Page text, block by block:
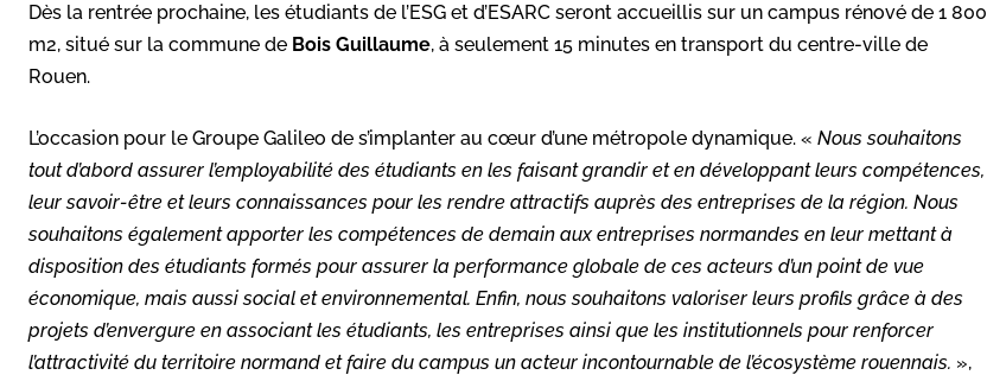
Dès la rentrée prochaine, les étudiants de l’ESG et d’ESARC seront accueillis sur un campus rénové de 1 800
m2, situé sur la commune de Bois Guillaume, à seulement 15 minutes en transport du centre-ville de
Rouen.
L’occasion pour le Groupe Galileo de s’implanter au cœur d’une métropole dynamique. « Nous souhaitons
tout d’abord assurer l’employabilité des étudiants en les faisant grandir et en développant leurs compétences,
leur savoir-être et leurs connaissances pour les rendre attractifs auprès des entreprises de la région. Nous
souhaitons également apporter les compétences de demain aux entreprises normandes en leur mettant à
disposition des étudiants formés pour assurer la performance globale de ces acteurs d’un point de vue
économique, mais aussi social et environnemental. Enfin, nous souhaitons valoriser leurs profils grâce à des
projets d’envergure en associant les étudiants, les entreprises ainsi que les institutionnels pour renforcer
l’attractivité du territoire normand et faire du campus un acteur incontournable de l’écosystème rouennais. »,